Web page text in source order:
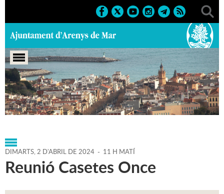
Portada > Regidories > Alcaldia > Agenda > Agenda
Alcaldia > 02-04-2024
DIMARTS,2 D'ABRIL DE 2024 - 11 H MATÍ
Reunió Casetes Once